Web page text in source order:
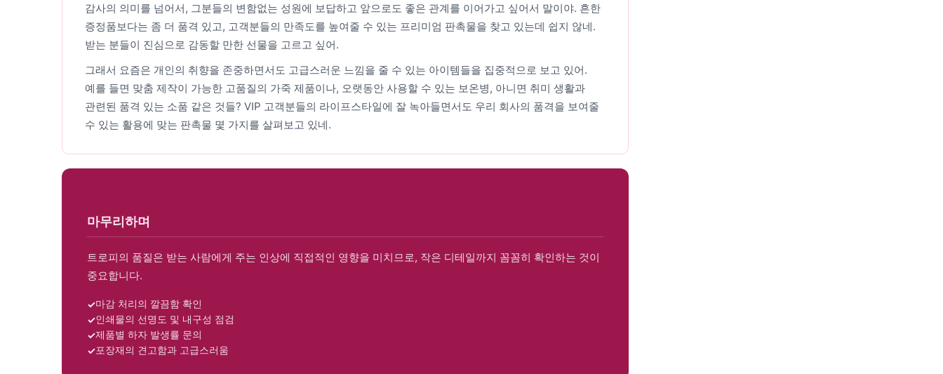
감사의 의미를 넘어서, 그분들의 변함없는 성원에 보답하고 앞으로도 좋은 관계를 이어가고 싶어서 말이야. 흔한
증정품보다는 좀 더 품격 있고, 고객분들의 만족도를 높여줄 수 있는 프리미엄 판촉물을 찾고 있는데 쉽지 않네.
받는 분들이 진심으로 감동할 만한 선물을 고르고 싶어.
그래서 요즘은 개인의 취향을 존중하면서도 고급스러운 느낌을 줄 수 있는 아이템들을 집중적으로 보고 있어.
예를 들면 맞춤 제작이 가능한 고품질의 가죽 제품이나, 오랫동안 사용할 수 있는 보온병, 아니면 취미 생활과
관련된 품격 있는 소품 같은 것들? VIP 고객분들의 라이프스타일에 잘 녹아들면서도 우리 회사의 품격을 보여줄
수 있는 활용에 맞는 판촉물 몇 가지를 살펴보고 있네.
마무리하며
트로피의 품질은 받는 사람에게 주는 인상에 직접적인 영향을 미치므로, 작은 디테일까지 꼼꼼히 확인하는 것이
중요합니다.
마감 처리의 깔끔함 확인
인쇄물의 선명도 및 내구성 점검
제품별 하자 발생률 문의
포장재의 견고함과 고급스러움